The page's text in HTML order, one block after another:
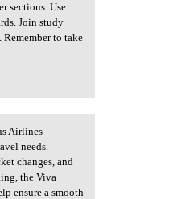
sections. Use
Join study
to take
Airlines
needs.
changes, and
the Viva
ensure a smooth